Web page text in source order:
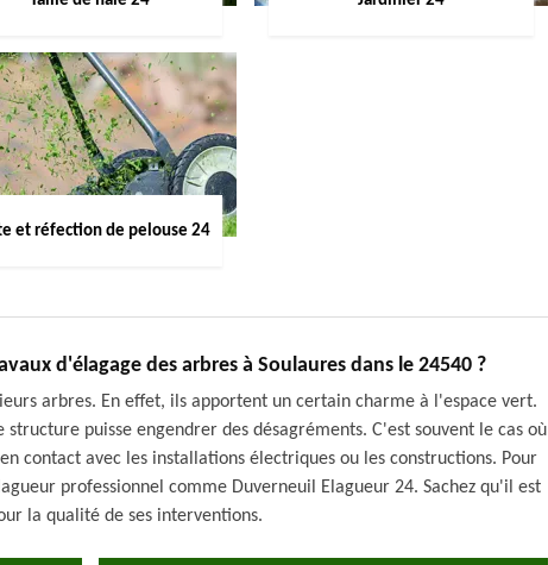
et réfection de pelouse 24
d'élagage des arbres à Soulaures dans le 24540 ?
arbres. En effet, ils apportent un certain charme à l'espace vert.
puisse engendrer des désagréments. C'est souvent le cas où
contact avec les installations électriques ou les constructions. Pour
professionnel comme Duverneuil Elagueur 24. Sachez qu'il est
la qualité de ses interventions.